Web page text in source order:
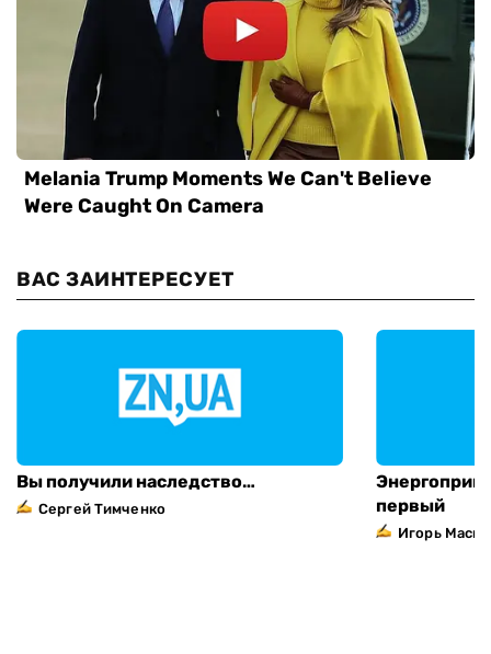
ВАС ЗАИНТЕРЕСУЕТ
Вы получили наследство…
Сергей Тимченко
первый
Игорь